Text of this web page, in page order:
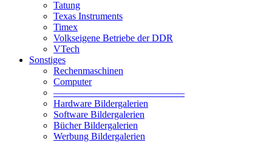
Tatung
Texas Instruments
Timex
Volkseigene Betriebe der DDR
VTech
Sonstiges
Rechenmaschinen
Computer
—————————————–
Hardware Bildergalerien
Software Bildergalerien
Bücher Bildergalerien
Werbung Bildergalerien